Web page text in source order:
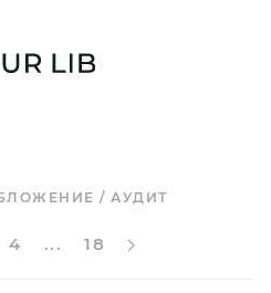
/ АУДИТ
4 ... 18